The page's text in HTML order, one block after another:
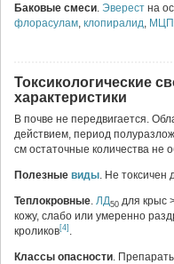
Баковые смеси. Эверест на
флорасулам, клопиралид,
Токсикологические
характеристики
В почве не передвигается.
действием, период
см остаточные количества не
Полезные виды. Не токсичен
Теплокровные. ЛД50 для крыс
кожу, слабо или умеренно
кроликов[4] .
Классы опасности.